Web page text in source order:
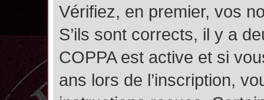
Vérifiez, en premier, vos
S’ils sont corrects, il y a
COPPA est active et si
ans lors de l’inscription,